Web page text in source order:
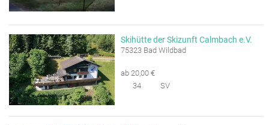
Skihütte der Skizunft Calmbach e.V.
75323 Bad Wildbad
ab 20,00 €
34
SV